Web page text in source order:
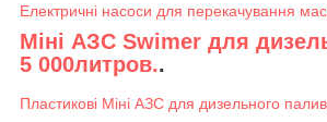
Електричні насоси для перекачування
Міні АЗС Swimer для
5 000литров..
Пластикові Міні АЗС для дизельного